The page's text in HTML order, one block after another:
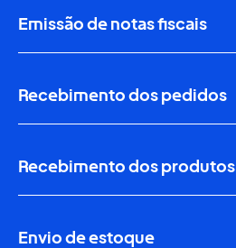
Emissão de notas fiscais
Recebimento dos pedidos
Recebimento dos produtos
Envio de estoque